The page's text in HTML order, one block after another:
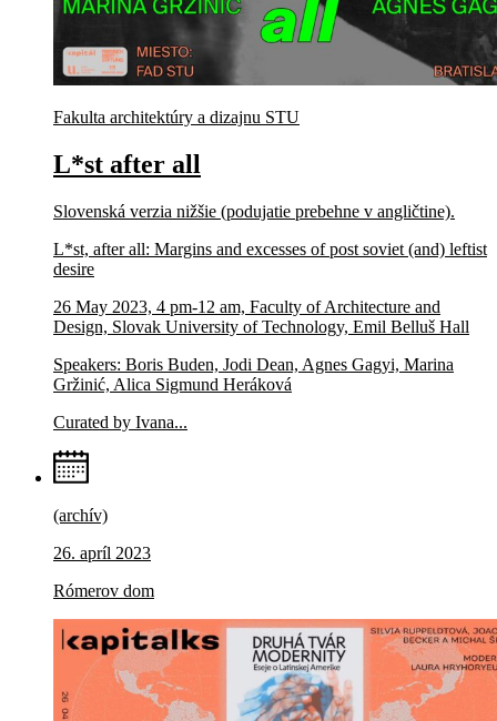
Fakulta architektúry a dizajnu STU
L*st after all
Slovenská verzia nižšie (podujatie prebehne v angličtine).
L*st, after all: Margins and excesses of post soviet (and) leftist
desire
26 May 2023, 4 pm-12 am, Faculty of Architecture and
Design, Slovak University of Technology, Emil Belluš Hall
Speakers: Boris Buden, Jodi Dean, Agnes Gagyi, Marina
Gržinić, Alica Sigmund Heráková
Curated by Ivana...
(archív)
26. apríl 2023
Rómerov dom